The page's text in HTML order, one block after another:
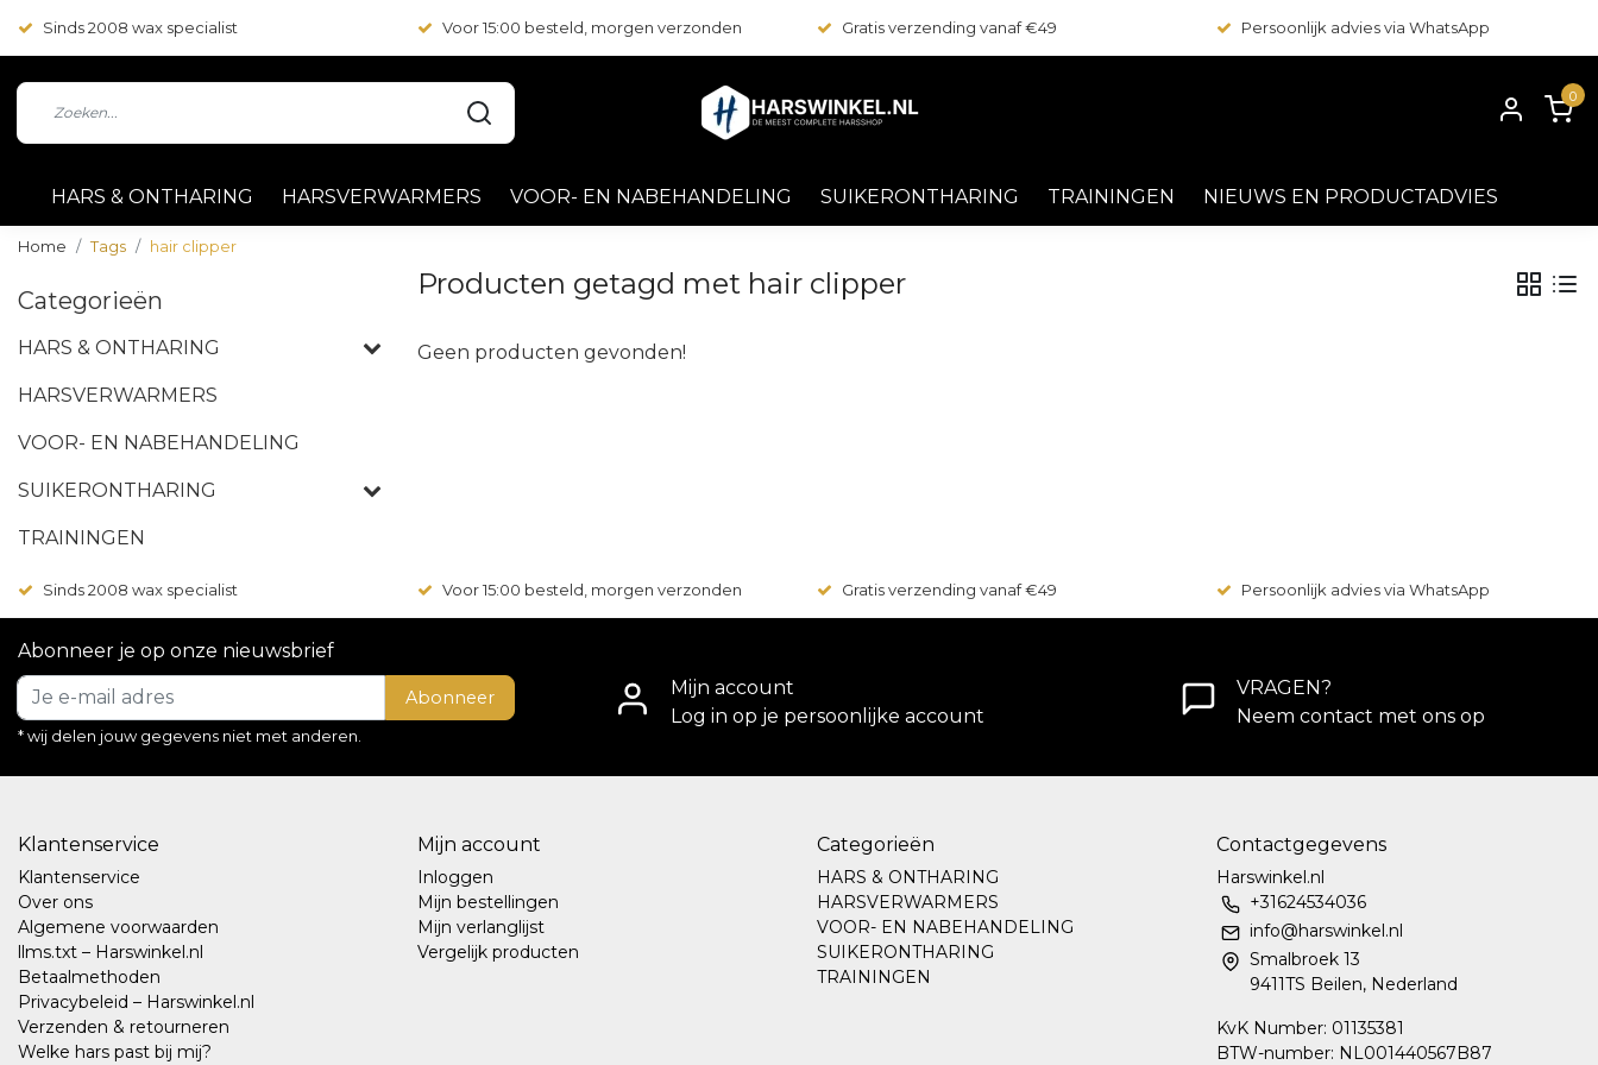
Sinds 2008 wax specialist Voor 15:00 besteld, morgen verzonden Gratis verzending vanaf €49 Persoonlijk advies via WhatsApp
0
HARS & ONTHARING HARSVERWARMERS VOOR- EN NABEHANDELING SUIKERONTHARING TRAININGEN NIEUWS EN PRODUCTADVIES
Home Tags hair clipper
Categorieën
HARS & ONTHARING
HARSVERWARMERS
VOOR- EN NABEHANDELING
SUIKERONTHARING
TRAININGEN
Producten getagd met hair clipper
Geen producten gevonden!
Sinds 2008 wax specialist Voor 15:00 besteld, morgen verzonden Gratis verzending vanaf €49 Persoonlijk advies via WhatsApp
Abonneer je op onze nieuwsbrief
Abonneer
* wij delen jouw gegevens niet met anderen.
Mijn account
Log in op je persoonlijke account
VRAGEN?
Neem contact met ons op
Klantenservice
Klantenservice
Over ons
Algemene voorwaarden
llms.txt – Harswinkel.nl
Betaalmethoden
Privacybeleid – Harswinkel.nl
Verzenden & retourneren
Welke hars past bij mij?
Mijn account
Inloggen
Mijn bestellingen
Mijn verlanglijst
Vergelijk producten
Categorieën
HARS & ONTHARING
HARSVERWARMERS
VOOR- EN NABEHANDELING
SUIKERONTHARING
TRAININGEN
Contactgegevens
Harswinkel.nl
+31624534036
info@harswinkel.nl
Smalbroek 13
9411TS Beilen, Nederland
KvK Number: 01135381
BTW-number: NL001440567B87